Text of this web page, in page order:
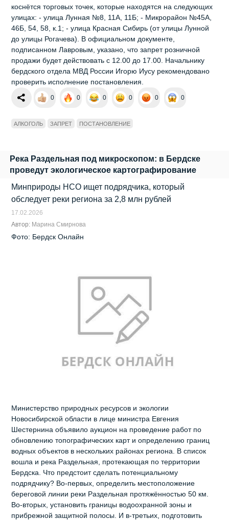
коснётся торговых точек, которые находятся на следующих
улицах: - улица Лунная №8, 11А, 11Б; - Микрорайон №45А,
46Б, 54, 58, к.1; - улица Красная Сибирь (от улицы Лунной
до улицы Рогачева). В официальном документе,
подписанном Лавровым, указано, что запрет розничной
продажи будет действовать с 12.00 до 17.00. Начальнику
бердского отдела МВД России Игорю Иусу рекомендовано
проверить исполнение постановления.
0 0 0 0 0 0
АЛКОГОЛЬ ЗАПРЕТ ПОСТАНОВЛЕНИЕ
Река Раздельная под микроскопом: в Бердске
проведут экологическое картографирование
Минприроды НСО ищет подрядчика, который
обследует реки региона за 2,8 млн рублей
17.02.2026
Автор: Марина Смирнова
Фото: Бердск Онлайн
Министерство природных ресурсов и экологии
Новосибирской области в лице министра Евгения
Шестернина объявило аукцион на проведение работ по
обновлению топографических карт и определению границ
водных объектов в нескольких районах региона. В список
вошла и река Раздельная, протекающая по территории
Бердска. Что предстоит сделать потенциальному
подрядчику? Во-первых, определить местоположение
береговой линии реки Раздельная протяжённостью 50 км.
Во-вторых, установить границы водоохранной зоны и
прибрежной защитной полосы. И в-третьих, подготовить